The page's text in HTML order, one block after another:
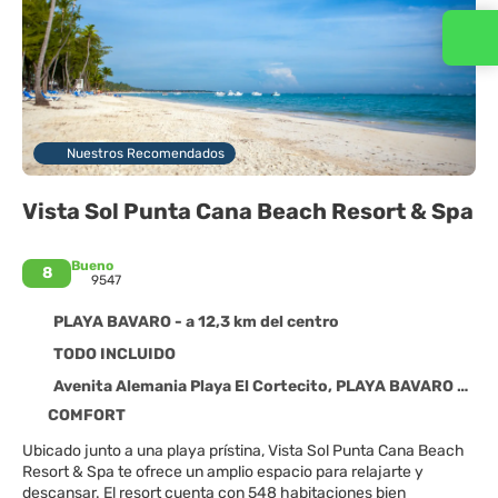
Nuestros Recomendados
Vista Sol Punta Cana Beach Resort & Spa
8
Bueno
9547
PLAYA BAVARO - a 12,3 km del centro
TODO INCLUIDO
Avenita Alemania Playa El Cortecito, PLAYA BAVARO 23000
COMFORT
Ubicado junto a una playa prístina, Vista Sol Punta Cana Beach
Resort & Spa te ofrece un amplio espacio para relajarte y
descansar. El resort cuenta con 548 habitaciones bien
Contacta con nosotros